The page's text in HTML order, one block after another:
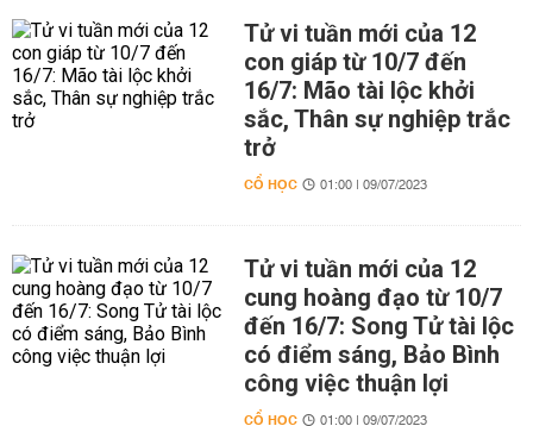
Tử vi tuần mới của 12
con giáp từ 10/7 đến
16/7: Mão tài lộc khởi
sắc, Thân sự nghiệp trắc
trở
CỔ HỌC 01:00 | 09/07/2023
Tử vi tuần mới của 12
cung hoàng đạo từ 10/7
đến 16/7: Song Tử tài lộc
có điểm sáng, Bảo Bình
công việc thuận lợi
CỔ HỌC 01:00 | 09/07/2023